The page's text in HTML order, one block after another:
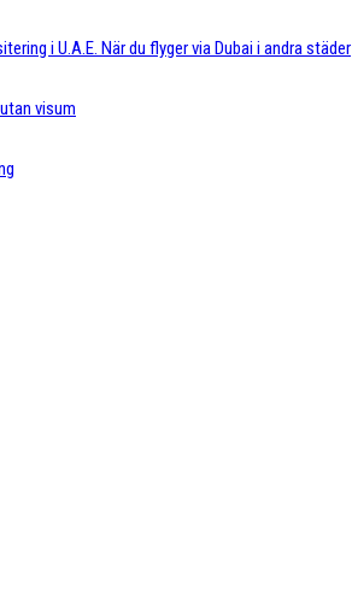
i U.A.E. När du flyger via Dubai i andra städer
visum